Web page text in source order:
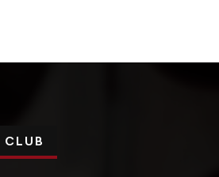
CLUB